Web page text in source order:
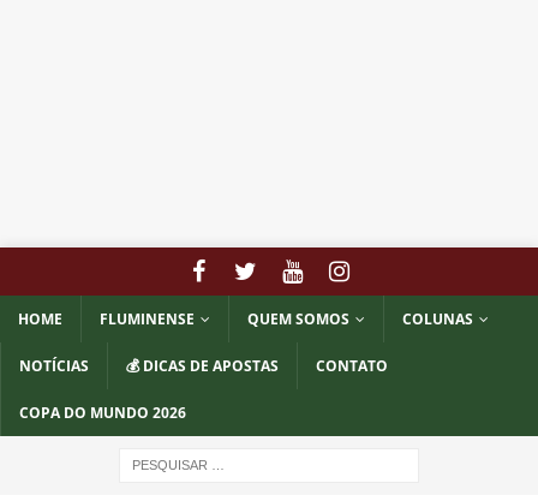
HOME FLUMINENSE QUEM SOMOS COLUNAS
NOTÍCIAS 💰 DICAS DE APOSTAS CONTATO
COPA DO MUNDO 2026